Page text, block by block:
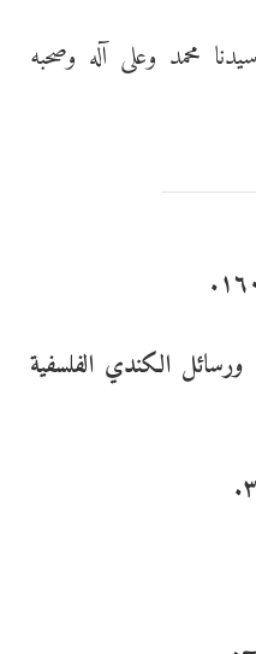
محمد وعلى آله وصحبه
النجاة لابن سينا ص١٥٥ ورسائل الكندي الفلسفية